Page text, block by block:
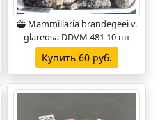
Mammillaria brandegeei v.
glareosa DDVM 481 10 шт
Купить 60 руб.